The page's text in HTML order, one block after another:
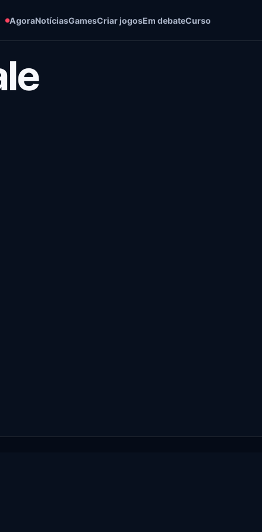
AgoraNotíciasGamesCriar jogosEm debateCurso